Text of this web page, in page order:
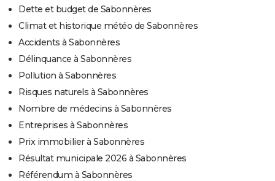
Dette et budget de Sabonnères
Climat et historique météo de Sabonnères
Accidents à Sabonnères
Délinquance à Sabonnères
Pollution à Sabonnères
Risques naturels à Sabonnères
Nombre de médecins à Sabonnères
Entreprises à Sabonnères
Prix immobilier à Sabonnères
Résultat municipale 2026 à Sabonnères
Référendum à Sabonnères